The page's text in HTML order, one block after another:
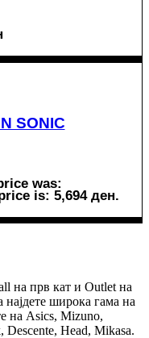
SONIC
was:
is: 5,694 ден.
на прв кат и Outlet на
широка гама на
на Asics, Mizuno,
Head, Mikasa.